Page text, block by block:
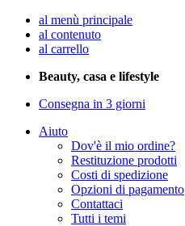
al menù principale
al contenuto
al carrello
Beauty, casa e lifestyle
Consegna in 3 giorni
Aiuto
Dov'è il mio ordine?
Restituzione prodotti
Costi di spedizione
Opzioni di pagamento
Contattaci
Tutti i temi